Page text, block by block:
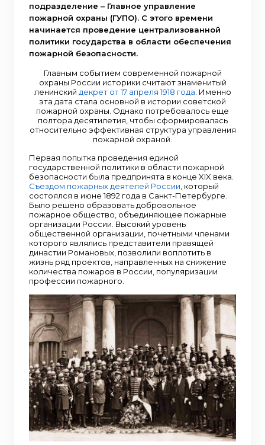
подразделение – Главное управление
пожарной охраны (ГУПО). С этого времени
начинается проведение централизованной
политики государства в области обеспечения
пожарной безопасности.
Главным событием современной пожарной
охраны России историки считают знаменитый
ленинский декрет от 17 апреля 1918 года. Именно
эта дата стала основной в истории советской
пожарной охраны. Однако потребовалось еще
полтора десятилетия, чтобы сформировалась
относительно эффективная структура управления
пожарной охраной.
Первая попытка проведения единой
государственной политики в области пожарной
безопасности была предпринята в конце XIX века.
Съездом пожарных деятелей России, который
состоялся в июне 1892 года в Санкт-Петербурге.
Было решено образовать добровольное
пожарное общество, объединяющее пожарные
организации России. Высокий уровень
общественной организации, почетными членами
которого являлись представители правящей
династии Романовых, позволили воплотить в
жизнь ряд проектов, направленных на снижение
количества пожаров в России, популяризации
профессии пожарного.